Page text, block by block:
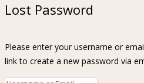
Lost Password
Please enter your username or
link to create a new password via